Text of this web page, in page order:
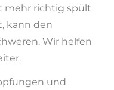
mehr richtig spült
kann den
Wir helfen
und